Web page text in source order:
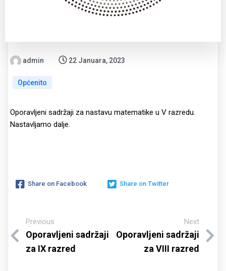
admin 22 Januara, 2023
Općenito
Oporavljeni sadržaji za nastavu matematike u V razredu.
Nastavljamo dalje.
Share on Facebook Share on Twitter
Previous
Oporavljeni sadržaji
za IX razred
Next
Oporavljeni sadržaji
za VIII razred